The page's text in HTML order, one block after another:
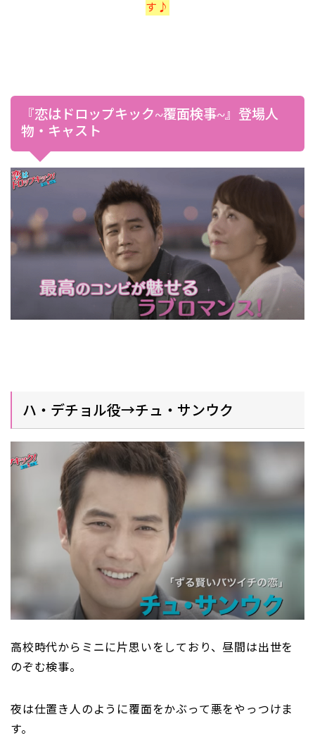
す♪
『恋はドロップキック~覆面検事~』登場人
物・キャスト
ハ・デチョル役→チュ・サンウク
高校時代からミニに片思いをしており、昼間は出世を
のぞむ検事。
夜は仕置き人のように覆面をかぶって悪をやっつけま
す。